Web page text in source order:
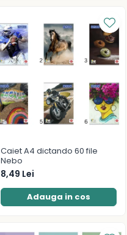
Caiet A4 dictando 60 file
Nebo
8,49 Lei
Adauga in cos